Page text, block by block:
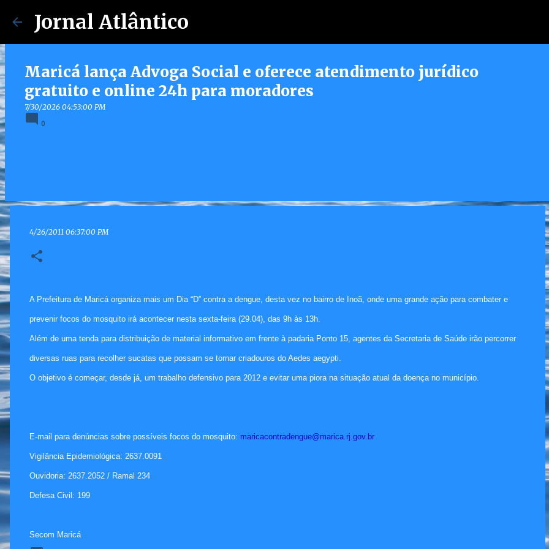
Jornal Atlântico
Maricá lança Advoga Social e oferece atendimento jurídico
gratuito e online 24h para moradores
7/30/2026 04:53:00 PM
0
4/26/2011 06:37:00 PM
A Prefeitura de Maricá organiza mais um Dia “D” contra a dengue, desta vez no bairro de Inoã, onde uma grande ação para combater e
prevenir focos do mosquito irá acontecer nesta sexta-feira (29.04), das 9h às 13h.
Além de uma tenda para distribuição de material informativo em frente à padaria Ponto 15, agentes da Secretaria de Saúde irão percorrer
diversas ruas para recolher sucatas que possam se tornar criadouros do Aedes aegypti.
O objetivo é começar, desde já, um trabalho defensivo para 2012 e evitar uma piora na situação atual da doença no município.
E-mail para denúncias sobre possíveis focos do mosquito: maricacontradengue@marica.rj.gov.br
Vigilância Epidemiológica: 2637.0091
Ouvidoria: 2637.2052 / Ramal 234
Defesa Civil: 199
Secom Maricá